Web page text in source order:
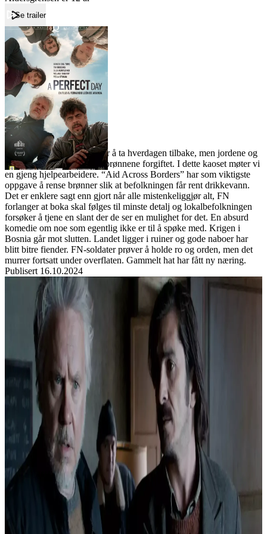
Se trailer
ForsideA perfect day
A perfect day
Film
Forfatter:
Leverandør:
Norgesfilm AS
Lisens:
Lokalbefolkningen forsøker å ta hverdagen tilbake, men jordene og
veiene er underminerte og brønnene forgiftet. I dette kaoset møter vi
en gjeng hjelpearbeidere. “Aid Across Borders” har som viktigste
oppgave å rense brønner slik at befolkningen får rent drikkevann.
Det er enklere sagt enn gjort når alle mistenkeliggjør alt, FN
forlanger at boka skal følges til minste detalj og lokalbefolkningen
forsøker å tjene en slant der de ser en mulighet for det. En absurd
komedie om noe som egentlig ikke er til å spøke med. Krigen i
Bosnia går mot slutten. Landet ligger i ruiner og gode naboer har
blitt bitre fiender. FN-soldater prøver å holde ro og orden, men det
murrer fortsatt under overflaten. Gammelt hat har fått ny næring.
Publisert 16.10.2024